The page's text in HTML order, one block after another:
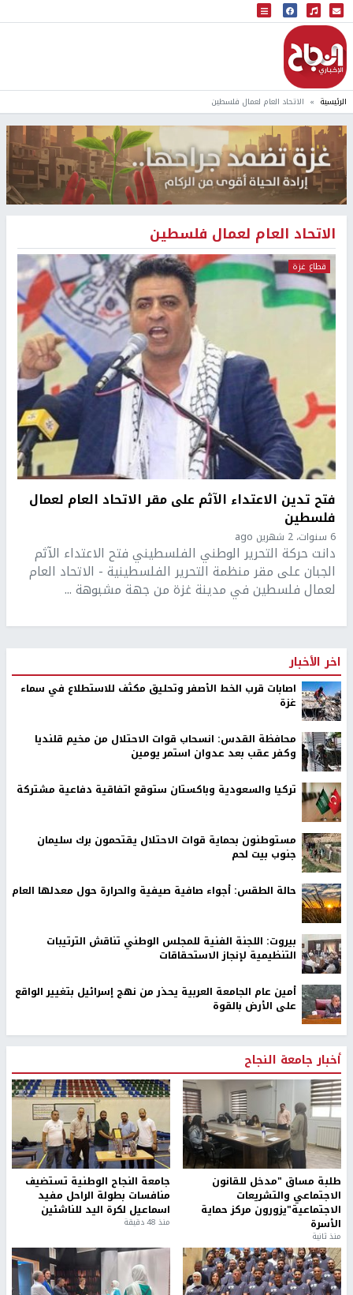
البث المباشر
إذاعة النجاح
الرئيسية الاتحاد العام لعمال فلسطين
الاتحاد العام لعمال فلسطين
قطاع غزة
فتح تدين الاعتداء الآثم على مقر الاتحاد العام لعمال
فلسطين
6 سنوات، 2 شهرين ago
دانت حركة التحرير الوطني الفلسطيني فتح الاعتداء الآثم
الجبان على مقر منظمة التحرير الفلسطينية - الاتحاد العام
لعمال فلسطين في مدينة غزة من جهة مشبوهة ...
اخر الأخبار
اصابات قرب الخط الأصفر وتحليق مكثف للاستطلاع في سماء
غزة
محافظة القدس: انسحاب قوات الاحتلال من مخيم قلنديا
وكفر عقب بعد عدوان استمر يومين
تركيا والسعودية وباكستان ستوقع اتفاقية دفاعية مشتركة
مستوطنون بحماية قوات الاحتلال يقتحمون برك سليمان
جنوب بيت لحم
حالة الطقس: أجواء صافية صيفية والحرارة حول معدلها العام
بيروت: اللجنة الفنية للمجلس الوطني تناقش الترتيبات
التنظيمية لإنجاز الاستحقاقات
أمين عام الجامعة العربية يحذر من نهج إسرائيل بتغيير الواقع
على الأرض بالقوة
أخبار جامعة النجاح
طلبة مساق "مدخل للقانون
الاجتماعي والتشريعات
الاجتماعية"يزورون مركز حماية
الأسرة
منذ ثانية
جامعة النجاح الوطنية تستضيف
منافسات بطولة الراحل مفيد
اسماعيل لكرة اليد للناشئين
منذ 48 دقيقة